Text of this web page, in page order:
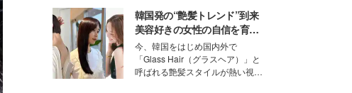
モデル・愛甲ひかりさんと橋下美
好さんを迎えて本音で女子会トー
ク。猛暑のお出かけを快適に過ご
すヒントや、2人が感動した夏の
生理の新常識にも迫りました。
韓国発の“艶髪トレンド”到来
美容好きの女性の自信を育む
「ヘアケア事情」って？
今、韓国をはじめ国内外で
「Glass Hair（グラスヘア）」と
呼ばれる艶髪スタイルが熱い視線